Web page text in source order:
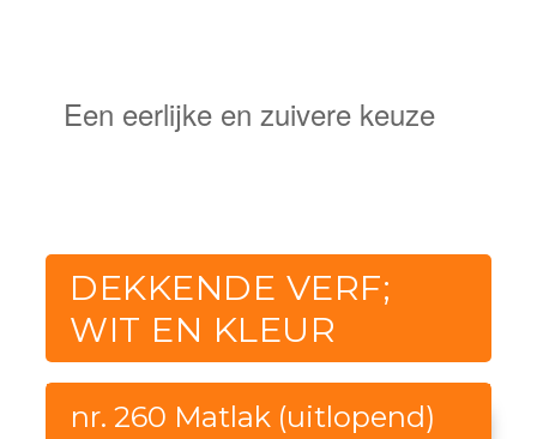
Een eerlijke en zuivere keuze
DEKKENDE VERF;
WIT EN KLEUR
nr. 260 Matlak (uitlopend)